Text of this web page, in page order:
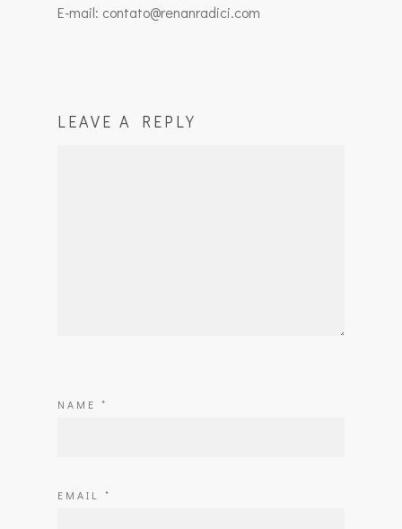
E-mail: contato@renanradici.com
LEAVE A REPLY
NAME *
EMAIL *